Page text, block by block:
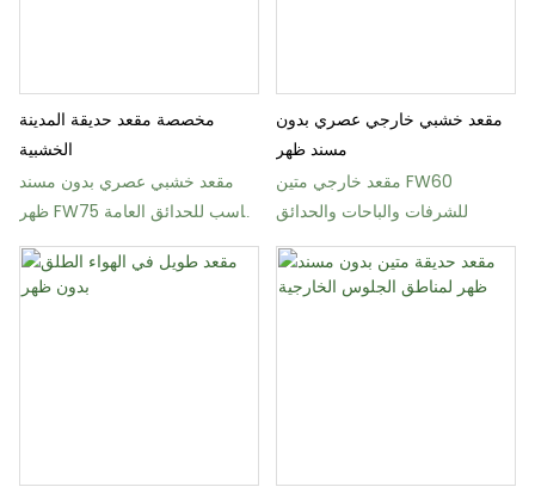
مخصصة مقعد حديقة المدينة
الخشبية
مقعد خشبي عصري بدون مسند
ظهر FW75 مناسب للحدائق العامة
والشرفات
مقعد خشبي خارجي عصري بدون
مسند ظهر
مقعد خارجي متين FW60
للشرفات والباحات والحدائق